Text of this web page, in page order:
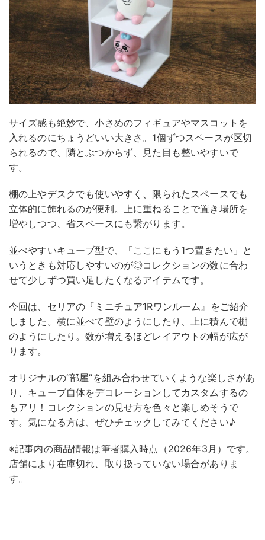
サイズ感も絶妙で、小さめのフィギュアやマスコットを
入れるのにちょうどいい大きさ。1個ずつスペースが区切
られるので、隣とぶつからず、見た目も整いやすいで
す。
棚の上やデスクでも使いやすく、限られたスペースでも
立体的に飾れるのが便利。上に重ねることで置き場所を
増やしつつ、省スペースにも繋がります。
並べやすいキューブ型で、「ここにもう1つ置きたい」と
いうときも対応しやすいのが◎コレクションの数に合わ
せて少しずつ買い足したくなるアイテムです。
今回は、セリアの『ミニチュア1Rワンルーム』をご紹介
しました。横に並べて壁のようにしたり、上に積んで棚
のようにしたり。数が増えるほどレイアウトの幅が広が
ります。
オリジナルの“部屋”を組み合わせていくような楽しさがあ
り、キューブ自体をデコレーションしてカスタムするの
もアリ！コレクションの見せ方を色々と楽しめそうで
す。気になる方は、ぜひチェックしてみてください♪
※記事内の商品情報は筆者購入時点（2026年3月）です。
店舗により在庫切れ、取り扱っていない場合がありま
す。